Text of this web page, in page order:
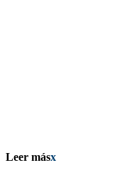
Leer másx